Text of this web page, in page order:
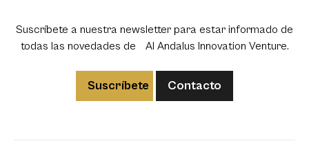
Suscríbete a nuestra newsletter para estar informado de
todas las novedades de Al Andalus Innovation Venture.
Suscríbete Contacto